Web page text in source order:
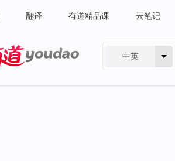
翻译 有道精品课 云笔记
中英